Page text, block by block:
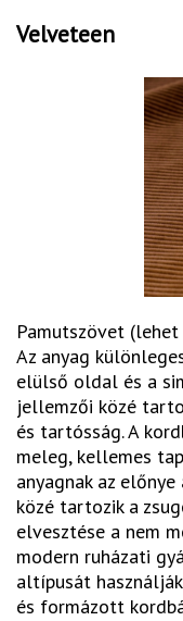
Velveteen
Pamutszövet
Az anyag
elülső oldal és a
jellemzői közé
és tartósság. A
meleg, kellemes
anyagnak az
közé tartozik a
elvesztése a nem
modern ruházati
altípusát
és formázott